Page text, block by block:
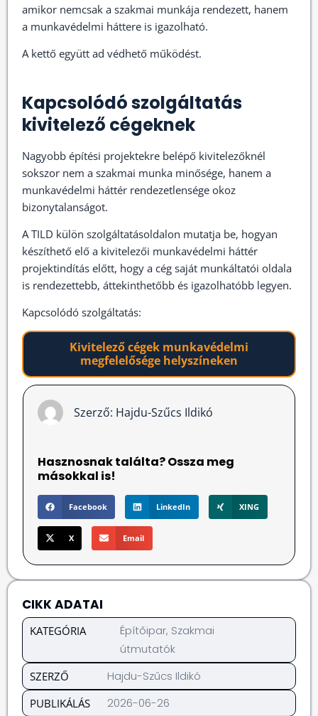
amikor nemcsak a szakmai munkája rendezett, hanem
a munkavédelmi háttere is igazolható.
A kettő együtt ad védhető működést.
Kapcsolódó szolgáltatás
kivitelező cégeknek
Nagyobb építési projektekre belépő kivitelezőknél
sokszor nem a szakmai munka minősége, hanem a
munkavédelmi háttér rendezetlensége okoz
bizonytalanságot.
A TILD külön szolgáltatásoldalon mutatja be, hogyan
készíthető elő a kivitelezői munkavédelmi háttér
projektindítás előtt, hogy a cég saját munkáltatói oldala
is rendezettebb, áttekinthetőbb és igazolhatóbb legyen.
Kapcsolódó szolgáltatás:
Kivitelező cégek munkavédelmi
megfelelősége helyszíneken
Szerző: Hajdu-Szűcs Ildikó
Hasznosnak találta? Ossza meg
másokkal is!
Facebook LinkedIn XING
X Email
CIKK ADATAI
KATEGÓRIA Építőipar, Szakmai
útmutatók
SZERZŐ Hajdu-Szűcs Ildikó
PUBLIKÁLÁS 2026-06-26